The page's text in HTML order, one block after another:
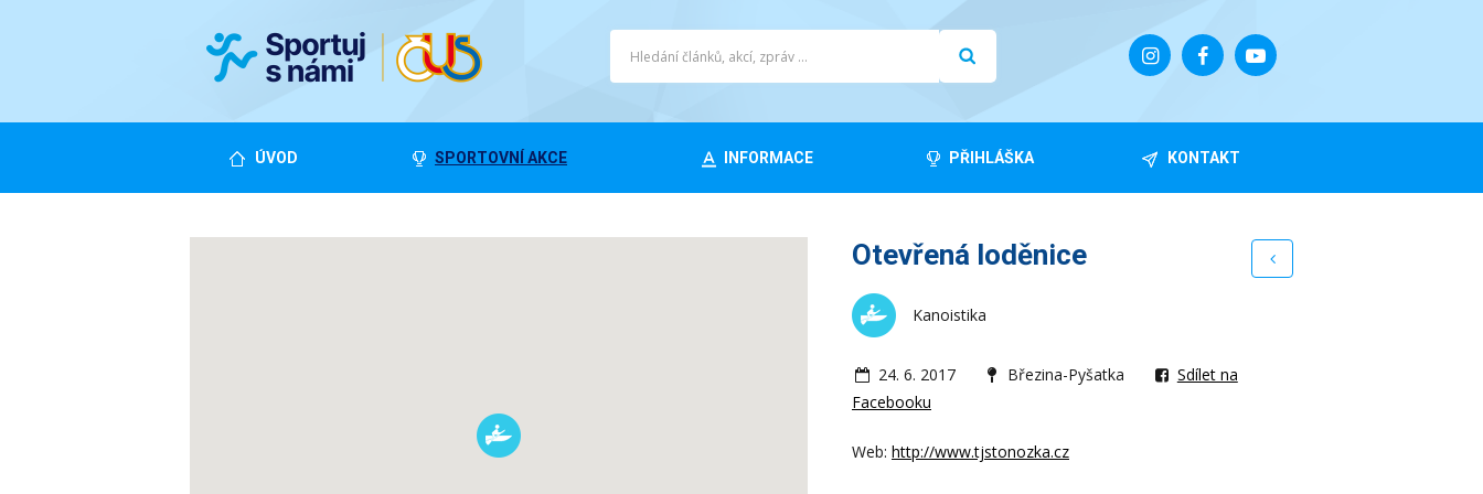
ÚVOD SPORTOVNÍ AKCE INFORMACE PŘIHLÁŠKA KONTAKT
Otevřená loděnice
Kanoistika
24. 6. 2017 Březina-Pyšatka
Sdílet na
Facebooku
Web: http://www.tjstonozka.cz